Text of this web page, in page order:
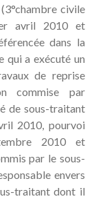
civile
avril 2010 et
dans la
qui a exécuté un
de reprise
commise par
de sous-traitant
2010, pourvoi
2010 et
par le sous-
envers
traitant dont il